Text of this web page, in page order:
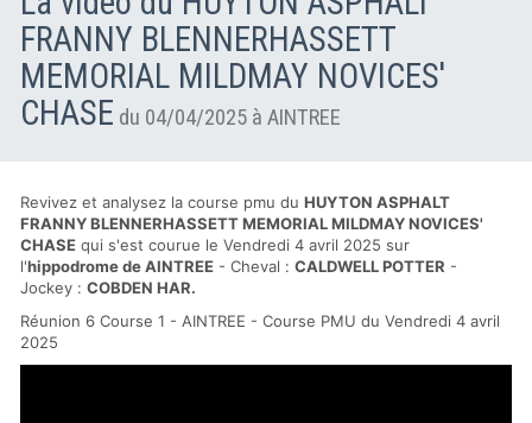
FRANNY BLENNERHASSETT
MEMORIAL MILDMAY NOVICES'
CHASE du 04/04/2025 à AINTREE
Revivez et analysez la course pmu du HUYTON ASPHALT
FRANNY BLENNERHASSETT MEMORIAL MILDMAY NOVICES'
CHASE qui s'est courue le Vendredi 4 avril 2025 sur
l'hippodrome de AINTREE - Cheval : CALDWELL POTTER -
Jockey : COBDEN HAR.
Réunion 6 Course 1 - AINTREE - Course PMU du Vendredi 4 avril
2025